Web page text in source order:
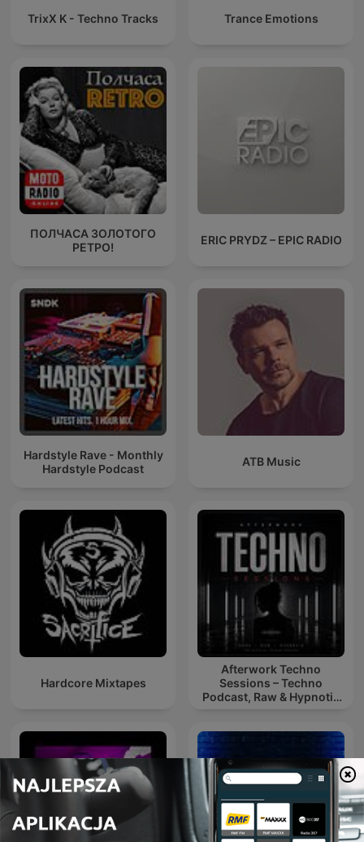
TrixX K - Techno Tracks Trance Emotions
ПОЛЧАСА ЗОЛОТОГО
РЕТРО!
ERIC PRYDZ – EPIC RADIO
Hardstyle Rave - Monthly
Hardstyle Podcast
ATB Music
Hardcore Mixtapes
Afterwork Techno
Sessions – Techno
Podcast, Raw & Hypnotic